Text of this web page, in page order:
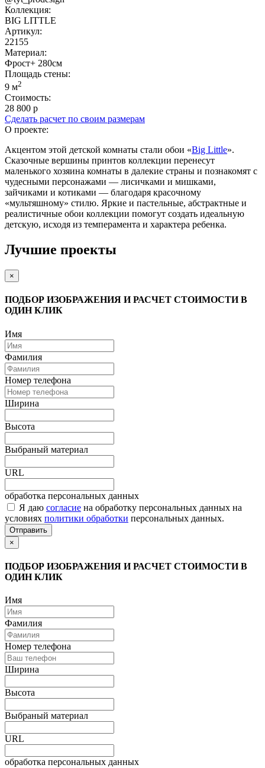
Коллекция:
BIG LITTLE
Артикул:
22155
Материал:
Фрост+ 280см
Площадь cтены:
9 м2
Стоимость:
28 800 р
Сделать расчет по своим размерам
О проекте:
Акцентом этой детской комнаты стали обои «Big Little».
Сказочные вершины принтов коллекции перенесут
маленького хозяина комнаты в далекие страны и познакомят с
чудесными персонажами — лисичками и мишками,
зайчиками и котиками — благодаря красочному
«мультяшному» стилю. Яркие и пастельные, абстрактные и
реалистичные обои коллекции помогут создать идеальную
детскую, исходя из темперамента и характера ребенка.
Лучшие проекты
×
ПОДБОР ИЗОБРАЖЕНИЯ И РАСЧЕТ СТОИМОСТИ В
ОДИН КЛИК
Имя
Фамилия
Номер телефона
Ширина
Высота
Выбраный материал
URL
обработка персональных данных
Я даю согласие на обработку персональных данных на
условиях политики обработки персональных данных.
Отправить
×
ПОДБОР ИЗОБРАЖЕНИЯ И РАСЧЕТ СТОИМОСТИ В
ОДИН КЛИК
Имя
Фамилия
Номер телефона
Ширина
Высота
Выбраный материал
URL
обработка персональных данных